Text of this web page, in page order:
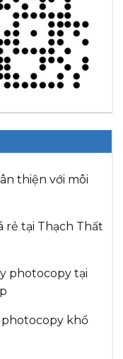
thiện với môi
rẻ tại Thạch Thất
photocopy tại
photocopy khổ